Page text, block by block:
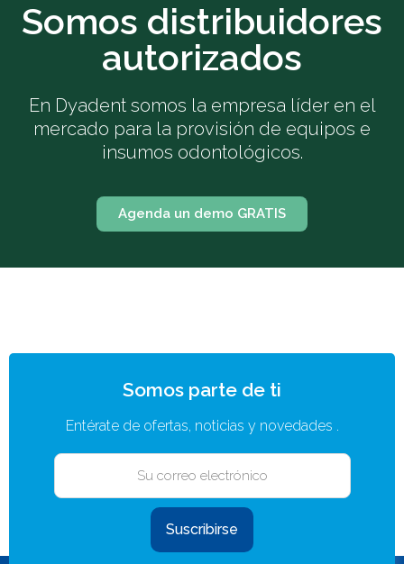
Somos distribuidores
autorizados
En Dyadent somos la empresa líder en el
mercado para la provisión de equipos e
insumos odontológicos.
Agenda un demo GRATIS
Somos parte de ti
Entérate de ofertas, noticias y novedades .
Suscribirse